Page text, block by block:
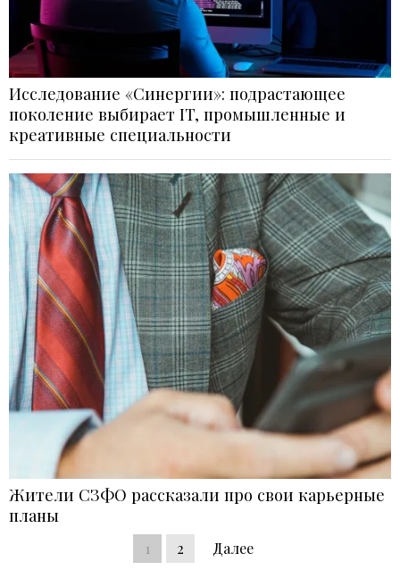
Исследование «Синергии»: подрастающее
поколение выбирает IT, промышленные и
креативные специальности
Жители СЗФО рассказали про свои карьерные
планы
1 2 Далее